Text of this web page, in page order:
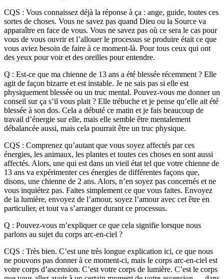
CQS : Vous connaissez déjà la réponse à ça : ange, guide, toutes ces
sortes de choses. Vous ne savez pas quand Dieu ou la Source va
apparaître en face de vous. Vous ne savez pas où ce sera le cas pour
vous de vous ouvrir et l’allouer le processus se produire était ce que
vous aviez besoin de faire à ce moment-là. Pour tous ceux qui ont
des yeux pour voir et des oreilles pour entendre.
Q : Est-ce que ma chienne de 13 ans a été blessée récemment ? Elle
agit de façon bizarre et est instable. Je ne sais pas si elle est
physiquement blessée ou un truc mental. Pouvez-vous me donner un
conseil sur ça s’il vous plait ? Elle trébuche et je pense qu’elle ait été
blessée à son dos. Cela a débuté ce matin et je fais beaucoup de
travail d’énergie sur elle, mais elle semble être mentalement
débalancée aussi, mais cela pourrait être un truc physique.
CQS : Comprenez qu’autant que vous soyez affectés par ces
énergies, les animaux, les plantes et toutes ces choses en sont aussi
affectés. Alors, une qui est dans un vieil état tel que votre chienne de
13 ans va expérimenter ces énergies de différentes façons que,
disons, une chienne de 2 ans. Alors, n’en soyez pas concernés et ne
vous inquiétez pas. Faites simplement ce que vous faites. Envoyez
de la lumière, envoyez de l’amour, soyez l’amour avec cet être en
particulier, et tout va s’arranger durant ce processus.
Q : Pouvez-vous m’expliquer ce que cela signifie lorsque nous
parlons au sujet du corps arc-en-ciel ?
CQS : Très bien. C’est une très longue explication ici, ce que nous
ne pouvons pas donner à ce moment-ci, mais le corps arc-en-ciel est
votre corps d’ascension. C’est votre corps de lumière. C’est le corps